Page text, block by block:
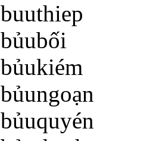
buuthiep
bủubối
bủukiém
bủungoạn
bủuquyén